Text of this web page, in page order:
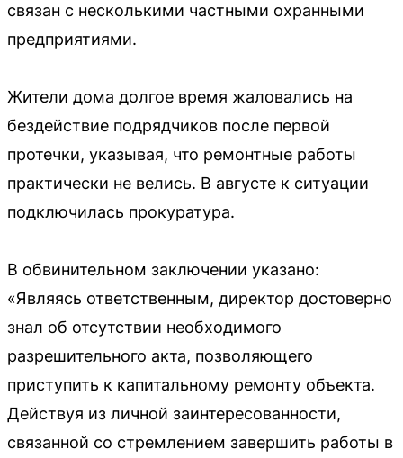
связан с несколькими частными охранными
предприятиями.
Жители дома долгое время жаловались на
бездействие подрядчиков после первой
протечки, указывая, что ремонтные работы
практически не велись. В августе к ситуации
подключилась прокуратура.
В обвинительном заключении указано:
«Являясь ответственным, директор достоверно
знал об отсутствии необходимого
разрешительного акта, позволяющего
приступить к капитальному ремонту объекта.
Действуя из личной заинтересованности,
связанной со стремлением завершить работы в